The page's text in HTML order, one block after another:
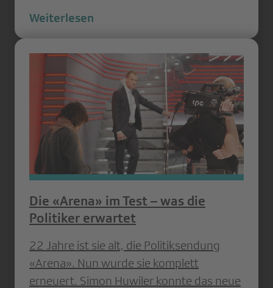
Weiterlesen
Die «Arena» im Test – was die
Politiker erwartet
22 Jahre ist sie alt, die Politiksendung
«Arena». Nun wurde sie komplett
erneuert. Simon Huwiler konnte das neue